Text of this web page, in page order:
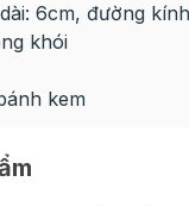
6cm, đường
khói
kem